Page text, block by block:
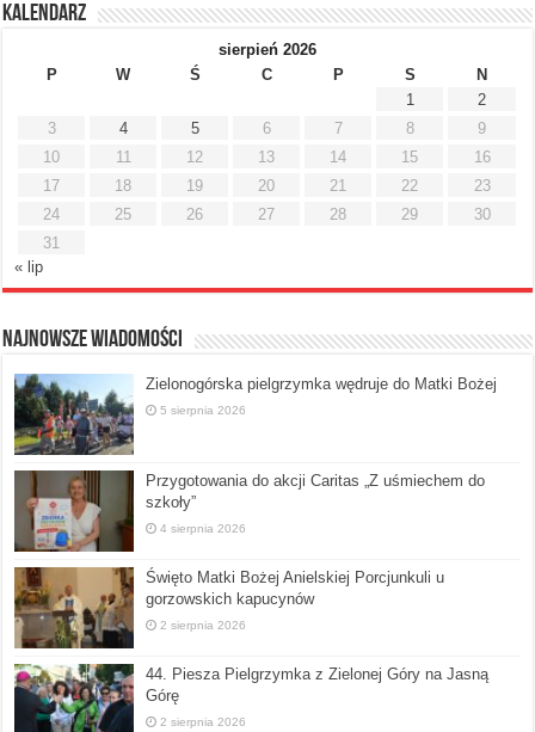
Kalendarz
sierpień 2026
P
W Ś C P S
N
1
2
3
4 5 6 7 8
9
10
11 12 13 14 15
16
17
18 19 20 21 22
23
24
25 26 27 28 29
30
31
« lip
Najnowsze Wiadomości
Zielonogórska pielgrzymka wędruje do Matki Bożej
5 sierpnia 2026
Przygotowania do akcji Caritas „Z uśmiechem do
szkoły”
4 sierpnia 2026
Święto Matki Bożej Anielskiej Porcjunkuli u
gorzowskich kapucynów
2 sierpnia 2026
44. Piesza Pielgrzymka z Zielonej Góry na Jasną
Górę
2 sierpnia 2026